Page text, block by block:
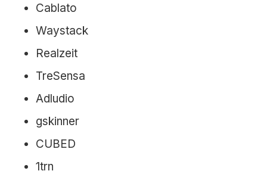
Cablato
Waystack
Realzeit
TreSensa
Adludio
gskinner
CUBED
1trn